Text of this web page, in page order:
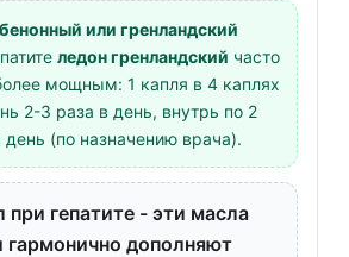
или гренландский
ледон гренландский часто
мощным: 1 капля в 4 каплях
2-3 раза в день, внутрь по 2
день (по назначению врача).
гепатите - эти масла
гармонично дополняют